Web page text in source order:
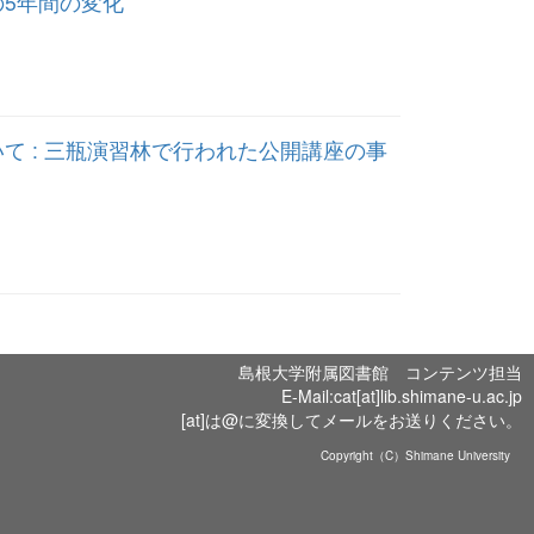
: 三瓶演習林で行われた公開講座の事
島根大学附属図書館 コンテンツ担当
E-Mail:cat[at]lib.shimane-u.ac.jp
[at]は@に変換してメールをお送りください。
Copyright（C）Shimane University